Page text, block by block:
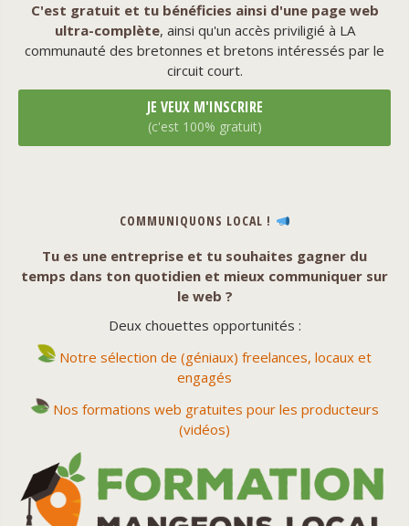
C'est gratuit et tu bénéficies ainsi d'une page web
ultra-complète, ainsi qu'un accès priviligié à LA
communauté des bretonnes et bretons intéressés par le
circuit court.
JE VEUX M'INSCRIRE
(c'est 100% gratuit)
COMMUNIQUONS LOCAL !
Tu es une entreprise et tu souhaites gagner du
temps dans ton quotidien et mieux communiquer sur
le web ?
Deux chouettes opportunités :
Notre sélection de (géniaux) freelances, locaux et
engagés
Nos formations web gratuites pour les producteurs
(vidéos)